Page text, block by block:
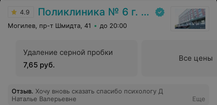
4.9 Поликлиника № 6 г. Могилева
Могилев, пр-т Шмидта, 41 до 20:00
Удаление серной пробки
7,65 руб.
Все цены
Отзыв. Хочу вновь сказать спасибо психологу Д
Наталье Валерьевне
Еще